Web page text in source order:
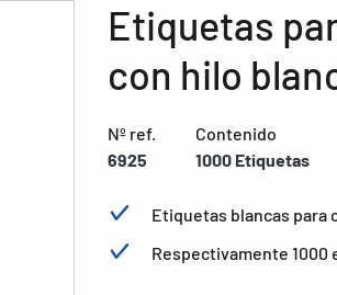
Etiquetas
con hilo
Nº ref.
6925
Contenido
1000 Etiquetas
Etiquetas blancas para
Respectivamente 1000